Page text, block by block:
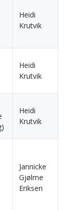
Heidi
Krutvik
Heidi
Krutvik
Heidi
Krutvik
Jannicke
Gjølme
Eriksen